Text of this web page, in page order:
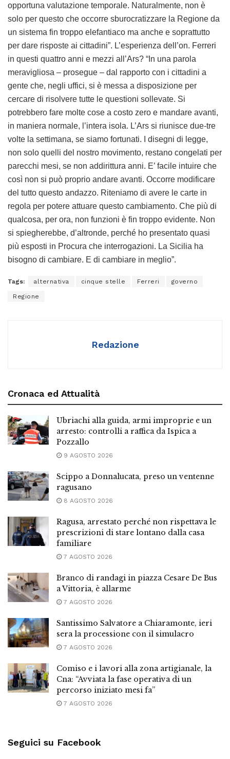
opportuna valutazione temporale. Naturalmente, non è
solo per questo che occorre sburocratizzare la Regione da
un sistema fin troppo elefantiaco ma anche e soprattutto
per dare risposte ai cittadini”. L’esperienza dell’on. Ferreri
in questi quattro anni e mezzi all’Ars? “In una parola
meravigliosa – prosegue – dal rapporto con i cittadini a
gente che, negli uffici, si è messa a disposizione per
cercare di risolvere tutte le questioni sollevate. Si
potrebbero fare molte cose a costo zero e mandare avanti,
in maniera normale, l’intera isola. L’Ars si riunisce due-tre
volte la settimana, se siamo fortunati. I disegni di legge,
non solo quelli del nostro movimento, restano congelati per
parecchi mesi, se non addirittura anni. E’ facile intuire che
così non si può proprio andare avanti. Occorre modificare
del tutto questo andazzo. Riteniamo di avere le carte in
regola per potere attuare questo cambiamento. Che più di
qualcosa, per ora, non funzioni è fin troppo evidente. Non
si spiegherebbe, d’altronde, perché ho presentato quasi
più esposti in Procura che interrogazioni. La Sicilia ha
bisogno di cambiare. E di cambiare in meglio”.
Tags: alternativa cinque stelle Ferreri governo
Regione
Redazione
Cronaca ed Attualità
Ubriachi alla guida, armi improprie e un
arresto: controlli a raffica da Ispica a
Pozzallo
9 AGOSTO 2026
Scippo a Donnalucata, preso un ventenne
ragusano
8 AGOSTO 2026
Ragusa, arrestato perché non rispettava le
prescrizioni di stare lontano dalla casa
familiare
7 AGOSTO 2026
Branco di randagi in piazza Cesare De Bus
a Vittoria, è allarme
7 AGOSTO 2026
Santissimo Salvatore a Chiaramonte, ieri
sera la processione con il simulacro
7 AGOSTO 2026
Comiso e i lavori alla zona artigianale, la
Cna: “Avviata la fase operativa di un
percorso iniziato mesi fa”
7 AGOSTO 2026
Seguici su Facebook